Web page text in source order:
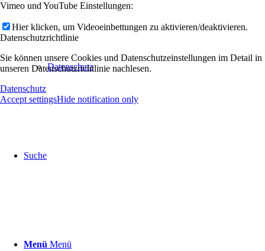
Datenschutz
Suche
Menü Menü
Vimeo und YouTube Einstellungen:
Hier klicken, um Videoeinbettungen zu aktivieren/deaktivieren.
Datenschutzrichtlinie
Sie können unsere Cookies und Datenschutzeinstellungen im Detail in
unseren Datenschutzrichtlinie nachlesen.
Datenschutz
Accept settingsHide notification only